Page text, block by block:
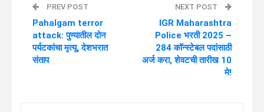
PREV POST
Pahalgam terror
attack: पुण्यातील दोन
पर्यटकांचा मृत्यू, देशभरात
संताप
NEXT POST
IGR Maharashtra
Police भरती 2025 –
284 कॉन्स्टेबल पदांसाठी
अर्ज करा, शेवटची तारीख 10
मे!